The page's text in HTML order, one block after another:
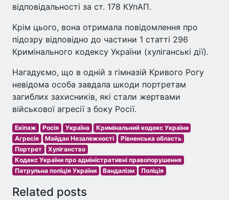
відповідальності за ст. 178 КУпАП.
Крім цього, вона отримала повідомлення про
підозру відповідно до частини 1 статті 296
Кримінального кодексу України (хуліганські дії).
Нагадуємо, що в одній з гімназій Кривого Рогу
невідома особа завдала шкоди портретам
загиблих захисників, які стали жертвами
військової агресії з боку Росії.
Екіпаж Росія Україна
Кримінальний кодекс України
Агресія
Майдан Незалежності
Рівненська область
Портрет
Хуліганство
Кодекс України про адміністративні правопорушення
Патрульна поліція України
Вандалізм Поліція
Related posts